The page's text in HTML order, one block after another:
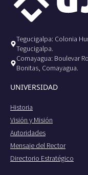
Tegucigalpa: Colonia
Tegucigalpa.
Comayagua: Boulevar
Bonitas, Comayagua.
UNIVERSIDAD
Historia
Visión y Misión
Autoridades
Mensaje del Rector
Directorio Estratégico